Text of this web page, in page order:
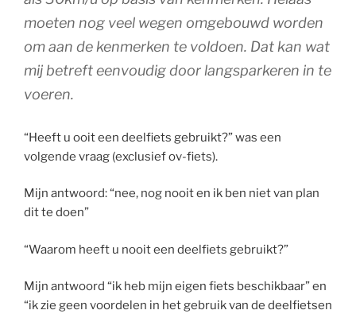
moeten nog veel wegen omgebouwd worden
om aan de kenmerken te voldoen. Dat kan wat
mij betreft eenvoudig door langsparkeren in te
voeren.
“Heeft u ooit een deelfiets gebruikt?” was een
volgende vraag (exclusief ov-fiets).
Mijn antwoord: “nee, nog nooit en ik ben niet van plan
dit te doen”
“Waarom heeft u nooit een deelfiets gebruikt?”
Mijn antwoord “ik heb mijn eigen fiets beschikbaar” en
“ik zie geen voordelen in het gebruik van de deelfietsen